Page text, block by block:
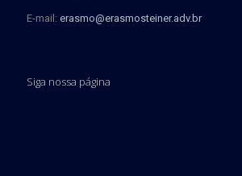
E-mail: erasmo@erasmosteiner.adv.br
Siga nossa página